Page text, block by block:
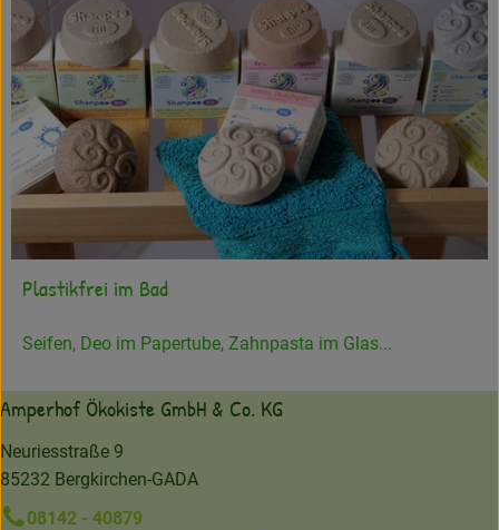
Plastikfrei im Bad
Seifen, Deo im Papertube, Zahnpasta im Glas...
Amperhof Ökokiste GmbH & Co. KG
Neuriesstraße 9
85232 Bergkirchen-GADA
08142 - 40879